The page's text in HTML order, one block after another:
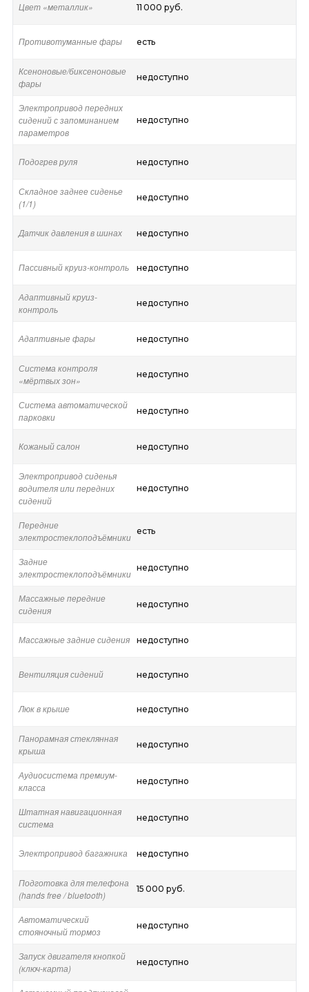
Цвет «металлик» 11 000 руб.
Противотуманные фары есть
Ксеноновые/биксеноновые
фары
недоступно
Электропривод передних
сидений с запоминанием
параметров
недоступно
Подогрев руля недоступно
Складное заднее сиденье
(1/1)
недоступно
Датчик давления в шинах недоступно
Пассивный круиз-контроль недоступно
Адаптивный круиз-
контроль
недоступно
Адаптивные фары недоступно
Система контроля
«мёртвых зон»
недоступно
Система автоматической
парковки
недоступно
Кожаный салон недоступно
Электропривод сиденья
водителя или передних
сидений
недоступно
Передние
электростеклоподъёмники
есть
Задние
электростеклоподъёмники
недоступно
Массажные передние
сидения
недоступно
Массажные задние сидения недоступно
Вентиляция сидений недоступно
Люк в крыше недоступно
Панорамная стеклянная
крыша
недоступно
Аудиосистема премиум-
класса
недоступно
Штатная навигационная
система
недоступно
Электропривод багажника недоступно
Подготовка для телефона
(hands free / bluetooth)
15 000 руб.
Автоматический
стояночный тормоз
недоступно
Запуск двигателя кнопкой
(ключ-карта)
недоступно